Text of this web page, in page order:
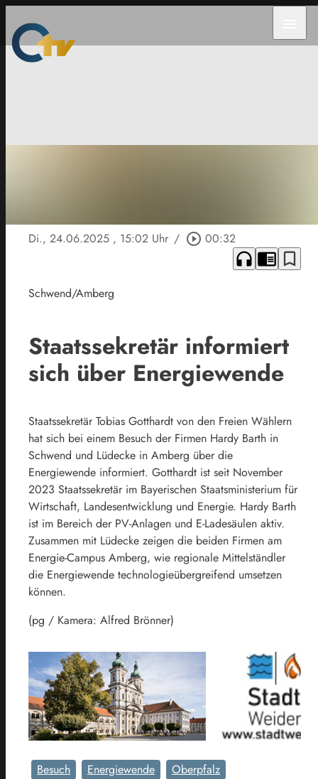
Di., 24.06.2025 , 15:02 Uhr / play_circle_outline 00:32
headphones chrome_reader_mode bookmark_border
Schwend/Amberg
Staatssekretär informiert
sich über Energiewende
Staatssekretär Tobias Gotthardt von den Freien Wählern
hat sich bei einem Besuch der Firmen Hardy Barth in
Schwend und Lüdecke in Amberg über die
Energiewende informiert. Gotthardt ist seit November
2023 Staatssekretär im Bayerischen Staatsministerium für
Wirtschaft, Landesentwicklung und Energie. Hardy Barth
ist im Bereich der PV-Anlagen und E-Ladesäulen aktiv.
Zusammen mit Lüdecke zeigen die beiden Firmen am
Energie-Campus Amberg, wie regionale Mittelständler
die Energiewende technologieübergreifend umsetzen
können.
(pg / Kamera: Alfred Brönner)
Besuch Energiewende
Oberpfalz